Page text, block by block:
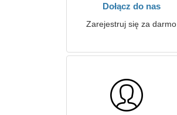
Dołącz do nas
Zarejestruj się za darmo